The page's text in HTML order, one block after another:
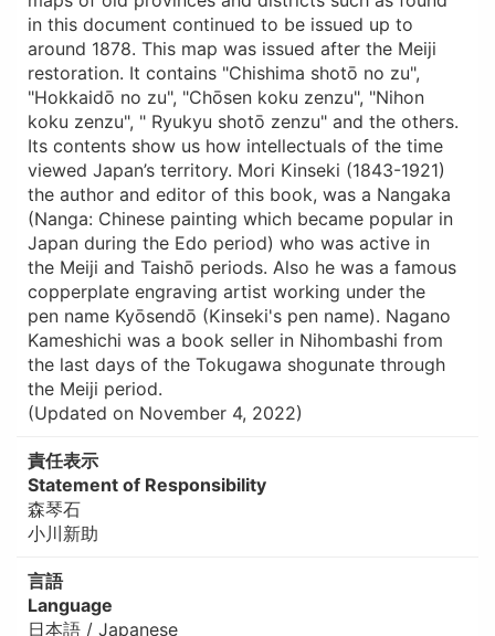
in this document continued to be issued up to
around 1878. This map was issued after the Meiji
restoration. It contains "Chishima shotō no zu",
"Hokkaidō no zu", "Chōsen koku zenzu", "Nihon
koku zenzu", " Ryukyu shotō zenzu" and the others.
Its contents show us how intellectuals of the time
viewed Japan’s territory. Mori Kinseki (1843-1921)
the author and editor of this book, was a Nangaka
(Nanga: Chinese painting which became popular in
Japan during the Edo period) who was active in
the Meiji and Taishō periods. Also he was a famous
copperplate engraving artist working under the
pen name Kyōsendō (Kinseki's pen name). Nagano
Kameshichi was a book seller in Nihombashi from
the last days of the Tokugawa shogunate through
the Meiji period.
(Updated on November 4, 2022)
責任表示
Statement of Responsibility
森琴石
小川新助
言語
Language
日本語 / Japanese